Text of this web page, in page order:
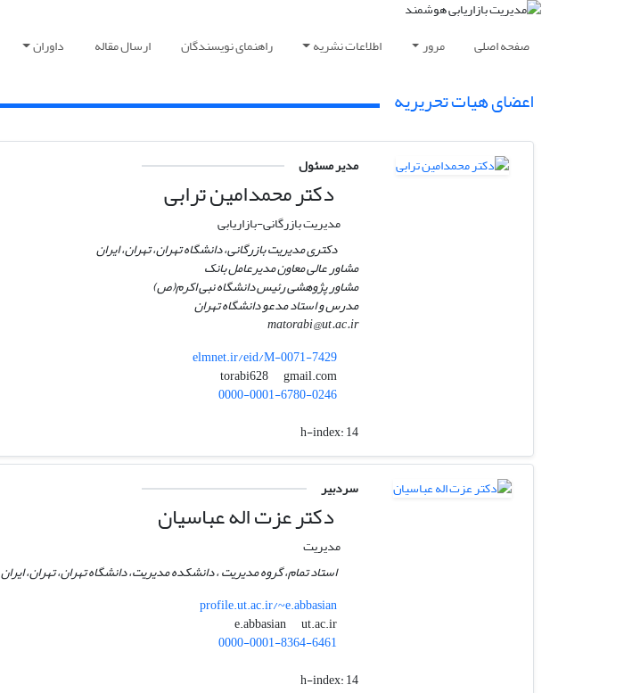
صفحه اصلی مرور اطلاعات نشریه راهنمای نویسندگان ارسال مقاله داوران
اعضای هیات تحریریه
مدیر مسئول
دکتر محمدامین ترابی
مدیریت بازرگانی-بازاریابی
دکتری مدیریت بازرگانی، دانشگاه تهران، تهران، ایران
مشاور عالی معاون مدیرعامل بانک
مشاور پژوهشی رئیس دانشگاه نبی اکرم(ص)
مدرس و استاد مدعو دانشگاه تهران
matorabi@ut.ac.ir
elmnet.ir/eid/M-0071-7429
gmail.com
0000-0001-6780-0246
h-index:14
سردبیر
دکتر عزت اله عباسیان
مدیریت
استاد تمام، گروه مدیریت ، دانشکده مدیریت، دانشگاه تهران، تهران، ایران
profile.ut.ac.ir/~e.abbasian
ut.ac.ir
0000-0001-8364-6461
h-index:14